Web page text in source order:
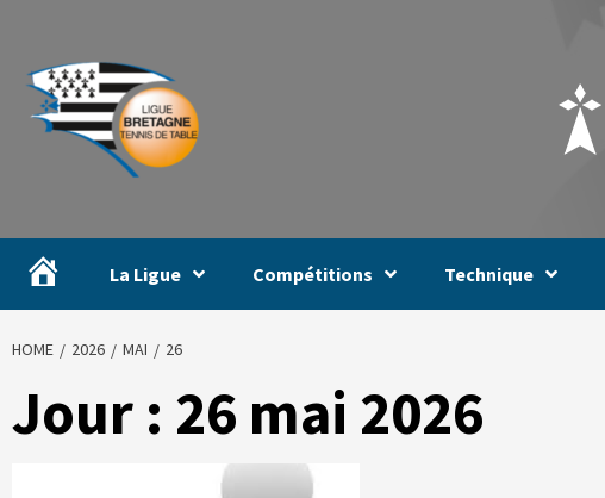
La Ligue Compétitions Technique
HOME 2026 MAI 26
Jour : 26 mai 2026